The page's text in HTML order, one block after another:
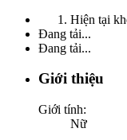
Hiện tại
Đang tải...
Đang tải...
Giới thiệu
Giới tính:
Nữ